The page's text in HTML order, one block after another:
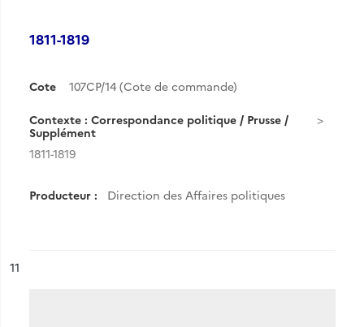
1811-1819
Cote 107CP/14 (Cote de commande)
Contexte : Correspondance politique / Prusse /
Supplément
1811-1819
Producteur : Direction des Affaires politiques
n°
11